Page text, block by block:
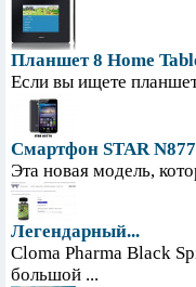
Планшет 8 Home
Если вы ищете
Смартфон STAR
Эта новая модель,
Легендарный...
Cloma Pharma Black
большой ...